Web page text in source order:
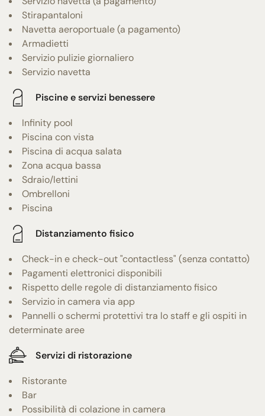
Stirapantaloni
Navetta aeroportuale (a pagamento)
Armadietti
Servizio pulizie giornaliero
Servizio navetta
Piscine e servizi benessere
Infinity pool
Piscina con vista
Piscina di acqua salata
Zona acqua bassa
Sdraio/lettini
Ombrelloni
Piscina
Distanziamento fisico
Check-in e check-out "contactless" (senza contatto)
Pagamenti elettronici disponibili
Rispetto delle regole di distanziamento fisico
Servizio in camera via app
Pannelli o schermi protettivi tra lo staff e gli ospiti in
determinate aree
Servizi di ristorazione
Ristorante
Bar
Possibilità di colazione in camera